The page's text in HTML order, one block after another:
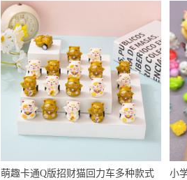
萌趣卡通Q版招财猫回力车多种款式
小